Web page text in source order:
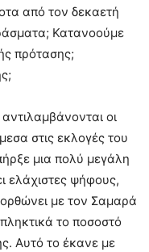
από τον δεκαετή
Κατανοούμε
πρότασης;
οι
στις εκλογές του
μια πολύ μεγάλη
ελάχιστες ψήφους,
με τον Σαμαρά
το ποσοστό
Αυτό το έκανε με